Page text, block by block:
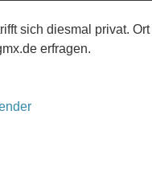
sich diesmal privat.
erfragen.